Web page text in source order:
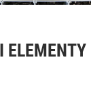
ELEMENTY